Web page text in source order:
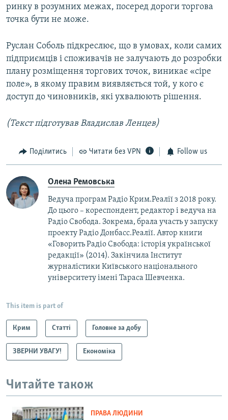
ринку в розумних межах, посеред дороги торгова
точка бути не може.
Руслан Соболь підкреслює, що в умовах, коли самих
підприємців і споживачів не залучають до розробки
плану розміщення торгових точок, виникає «сіре
поле», в якому правим виявляється той, у кого є
доступ до чиновників, які ухвалюють рішення.
(Текст підготував Владислав Ленцев)
Поділитись Читати без VPN Follow us
Олена Ремовська
Ведуча програм Радіо Крим.Реалії з 2018 року.
До цього – кореспондент, редактор і ведуча на
Радіо Свобода. Зокрема, брала участь у запуску
проекту Радіо Донбасс.Реалії. Автор книги
«Говорить Радіо Свобода: iсторія української
редакції» (2014). Закінчила Інститут
журналістики Київського національного
університету імені Тараса Шевченка.
This item is part of
Крим Статті Головне за добу
ЗВЕРНИ УВАГУ! Економіка
Читайте також
ПРАВА ЛЮДИНИ